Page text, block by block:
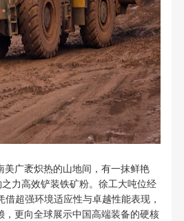
美广袤炽热的山地间，有一抹鲜艳
之力高效铲装铁矿粉。徐工大吨位经
超强环境适应性与卓越性能表现，
，更向全球展示中国高端装备的硬核